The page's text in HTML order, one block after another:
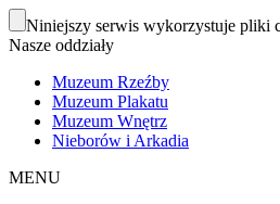
Niniejszy serwis wykorzystuje pliki
Nasze oddziały
Muzeum Rzeźby
Muzeum Plakatu
Muzeum Wnętrz
Nieborów i Arkadia
MENU